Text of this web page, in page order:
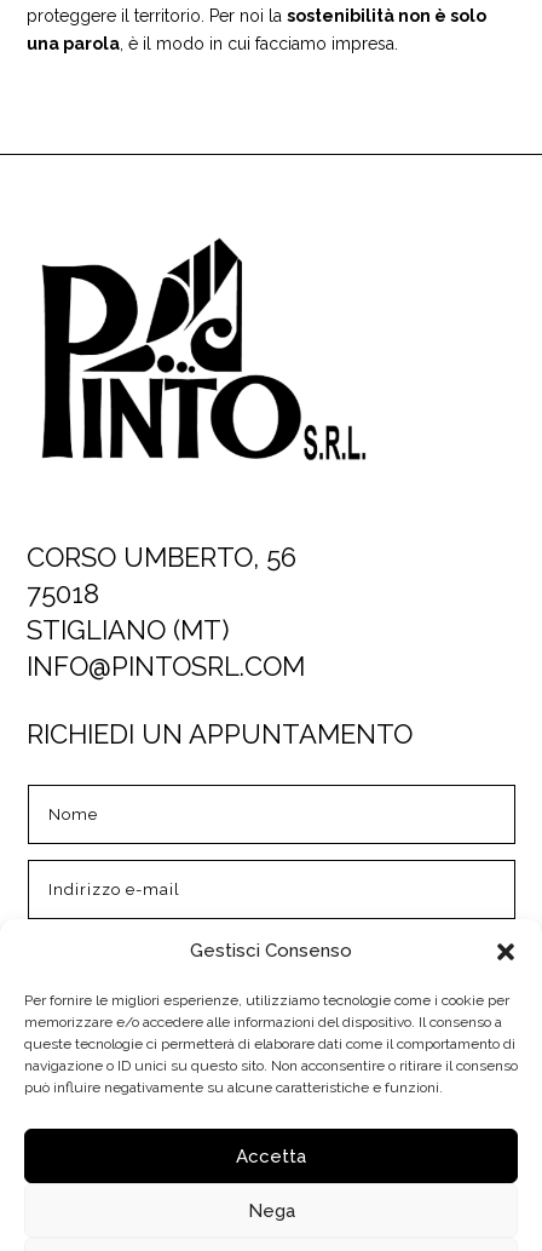
Gestisci Consenso
Per fornire le migliori esperienze, utilizziamo tecnologie come i cookie per
memorizzare e/o accedere alle informazioni del dispositivo. Il consenso a
queste tecnologie ci permetterà di elaborare dati come il comportamento di
navigazione o ID unici su questo sito. Non acconsentire o ritirare il consenso
può influire negativamente su alcune caratteristiche e funzioni.
Accetta
Nega
proteggere il territorio. Per noi lasostenibilità non è solo
una parola , è il modo in cui facciamo impresa.
CORSO UMBERTO, 56
75018
STIGLIANO (MT)
INFO@PINTOSRL.COM
RICHIEDI UN APPUNTAMENTO
8 + 12